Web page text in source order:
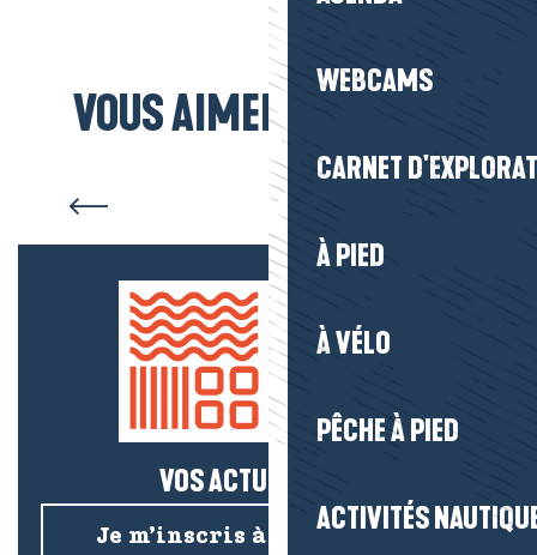
WEBCAMS
CARNET
À PIED
À VÉLO
PÊCHE À PIED
ACTIVITÉS
VOUS AIMEREZ AUSSI...
Hébergement Saint-Lyphard
VOS ACTUS SALÉES !
Je m’inscris à la newsletter